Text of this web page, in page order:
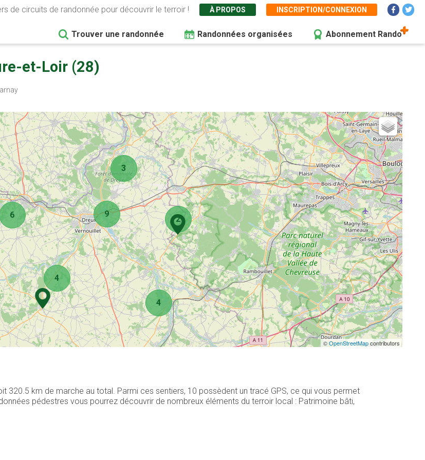
de circuits de randonnée pour découvrir le terroir ! À PROPOS INSCRIPTION/CONNEXION
Trouver une randonnée Randonnées organisées Abonnement Rando
et-Loir (28)
2
3
4
6
4
9
©OpenStreetMapcontributors
320.5 km de marche au total. Parmi ces sentiers, 10 possèdent un tracé GPS, ce qui vous permet
pédestres vous pourrez découvrir de nombreux éléments du terroir local : Patrimoine bâti,